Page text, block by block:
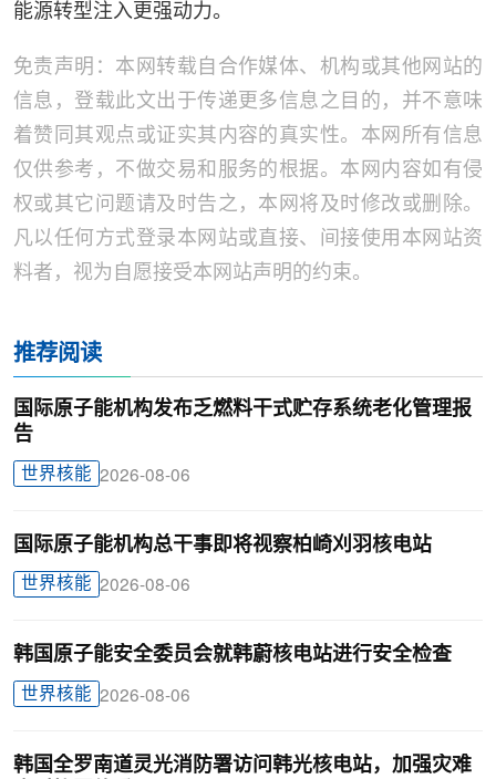
能源转型注入更强动力。
免责声明：本网转载自合作媒体、机构或其他网站的
信息，登载此文出于传递更多信息之目的，并不意味
着赞同其观点或证实其内容的真实性。本网所有信息
仅供参考，不做交易和服务的根据。本网内容如有侵
权或其它问题请及时告之，本网将及时修改或删除。
凡以任何方式登录本网站或直接、间接使用本网站资
料者，视为自愿接受本网站声明的约束。
推荐阅读
国际原子能机构发布乏燃料干式贮存系统老化管理报
告
世界核能 2026-08-06
国际原子能机构总干事即将视察柏崎刈羽核电站
世界核能 2026-08-06
韩国原子能安全委员会就韩蔚核电站进行安全检查
世界核能 2026-08-06
韩国全罗南道灵光消防署访问韩光核电站，加强灾难